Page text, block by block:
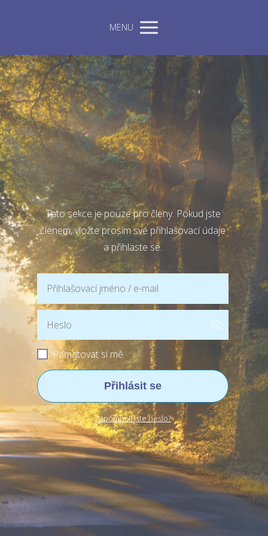
MENU
Tato sekce je pouze pro členy. Pokud jste
členem, vložte prosím své přihlašovací údaje
a přihlaste se.
Pamatovat si mě
Přihlásit se
Zapomněli jste heslo?